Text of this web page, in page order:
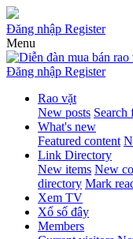
Đăng nhập Register
Menu
Đăng nhập Register
Rao vặt
New posts Search
What's new
Featured content
Link Directory
New items New
directory Mark
Xem TV
Xổ số đây
Members